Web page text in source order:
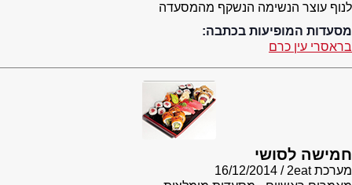
לנוף עוצר הנשימה הנשקף מהמסעדה
מסעדות המופיעות בכתבה:
בראסרי עין כרם
חמישה לסושי
מערכת 2eat
16/12/2014